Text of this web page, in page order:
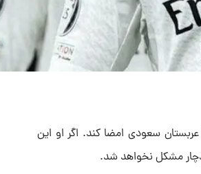
عربستان سعودی امضا کند. اگر او این
دچار مشکل نخواهد شد.